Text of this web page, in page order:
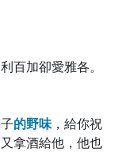
百加卻愛雅各。
的野味，給你祝
拿酒給他，他也